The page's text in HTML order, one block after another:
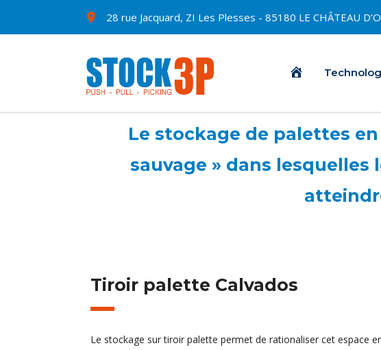
28 rue Jacquard, ZI Les Plesses - 85180 LE CHÂTEAU
Accueil
Le stockage de palettes
sauvage » dans
Tiroir palette Calvados
Le stockage sur tiroir palette permet de rationaliser cet espace